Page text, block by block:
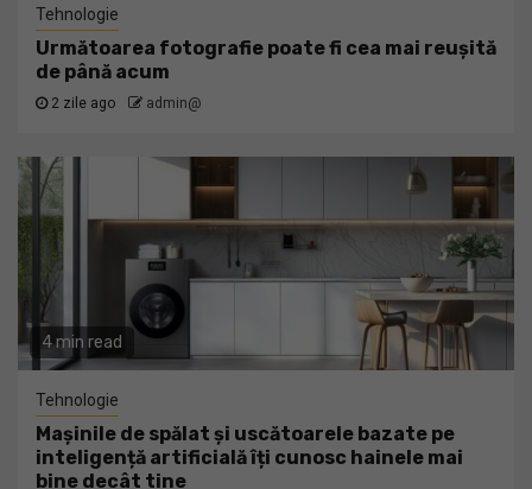
Tehnologie
Următoarea fotografie poate fi cea mai reușită
de până acum
2 zile ago admin@
4 min read
Tehnologie
Mașinile de spălat și uscătoarele bazate pe
inteligență artificială îți cunosc hainele mai
bine decât tine